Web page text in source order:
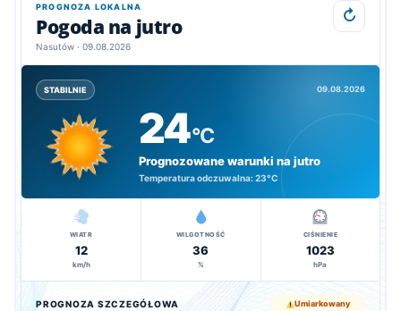
PROGNOZA LOKALNA
Pogoda na jutro
Nasutów · 09.08.2026
↻
STABILNIE 09.08.2026
24°C
Prognozowane warunki na jutro
Temperatura odczuwalna:23°C
WIATR
12
km/h
WILGOTNOŚĆ
36
%
CIŚNIENIE
1023
hPa
PROGNOZA SZCZEGÓŁOWA Umiarkowany